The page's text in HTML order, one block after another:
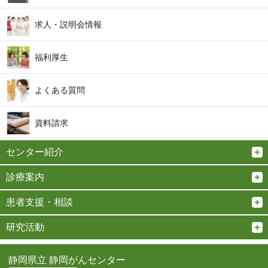
求人・説明会情報
福利厚生
よくある質問
資料請求
センター紹介
診療案内
患者支援・相談
研究活動
静岡県立 静岡がんセンター